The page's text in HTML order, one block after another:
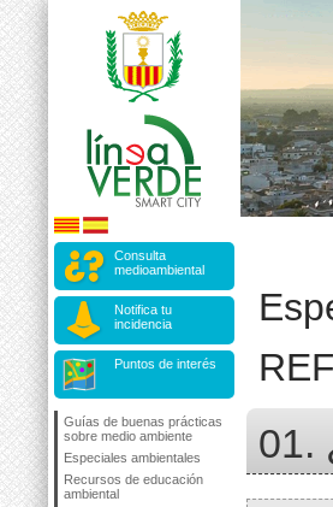
Consulta
medioambiental
Notifica tu
incidencia
Puntos de interés
Guías de buenas prácticas
sobre medio ambiente
Especiales ambientales
Recursos de educación
ambiental
01.